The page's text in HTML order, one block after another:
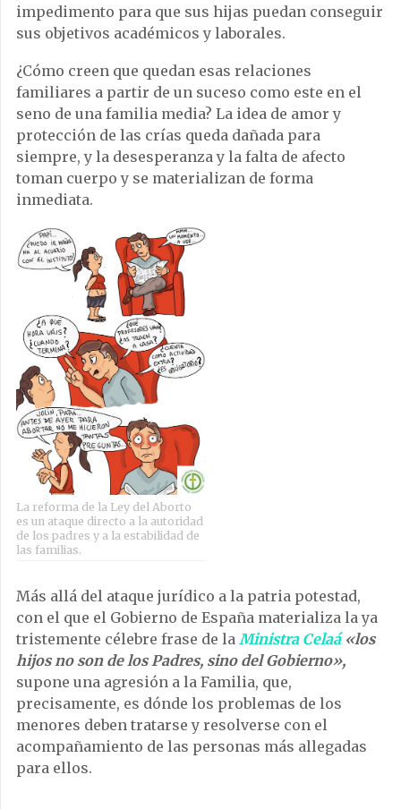
impedimento para que sus hijas puedan conseguir
sus objetivos académicos y laborales.
¿Cómo creen que quedan esas relaciones
familiares a partir de un suceso como este en el
seno de una familia media? La idea de amor y
protección de las crías queda dañada para
siempre, y la desesperanza y la falta de afecto
toman cuerpo y se materializan de forma
inmediata.
La reforma de la Ley del Aborto
es un ataque directo a la autoridad
de los padres y a la estabilidad de
las familias.
Más allá del ataque jurídico a la patria potestad,
con el que el Gobierno de España materializa la ya
tristemente célebre frase de la Ministra Celaá«los
hijos no son de los Padres, sino del Gobierno»,
supone una agresión a la Familia, que,
precisamente, es dónde los problemas de los
menores deben tratarse y resolverse con el
acompañamiento de las personas más allegadas
para ellos.